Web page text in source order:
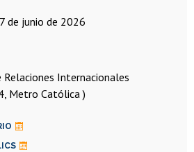
de junio de 2026
Relaciones Internacionales
Metro Católica )